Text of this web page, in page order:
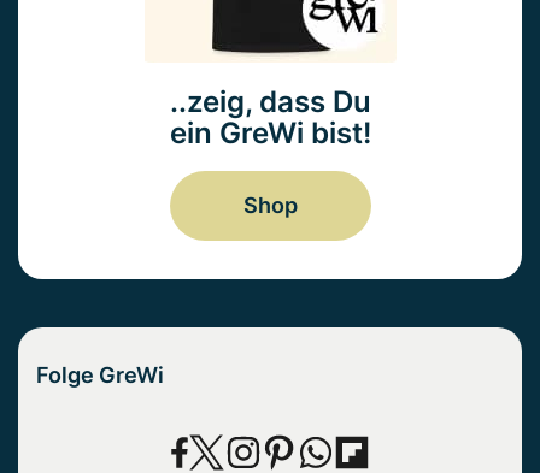
..zeig, dass Du
ein GreWi bist!
Shop
Folge GreWi